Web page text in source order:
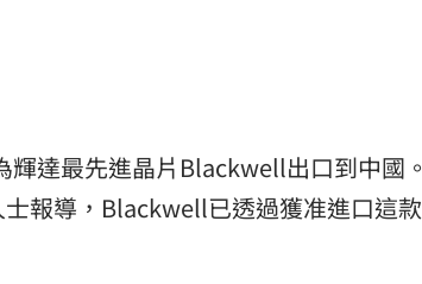
達最先進晶片Blackwell出口到中國。
報導，Blackwell已透過獲准進口這款